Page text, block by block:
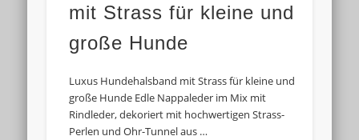
mit Strass für kleine und
große Hunde
Luxus Hundehalsband mit Strass für kleine und
große Hunde Edle Nappaleder im Mix mit
Rindleder, dekoriert mit hochwertigen Strass-
Perlen und Ohr-Tunnel aus …